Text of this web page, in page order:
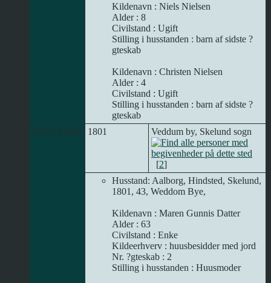
Kildenavn : Niels Nielsen
Alder : 8
Civilstand : Ugift
Stilling i husstanden : barn af sidste ?
gteskab
Kildenavn : Christen Nielsen
Alder : 4
Civilstand : Ugift
Stilling i husstanden : barn af sidste ?
gteskab
FolketÃ¦lling
1801 Veddum by, Skelund sogn
[2]
Husstand: Aalborg, Hindsted, Skelund,
1801, 43, Weddom Bye,
Kildenavn : Maren Gunnis Datter
Alder : 63
Civilstand : Enke
Kildeerhverv : huusbesidder med jord
Nr. ?gteskab : 2
Stilling i husstanden : Huusmoder